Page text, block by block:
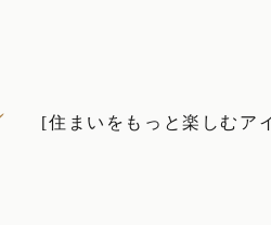
[住まいをもっと楽しむア